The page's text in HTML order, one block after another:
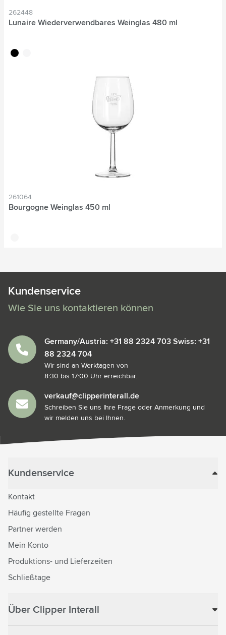
262448
Lunaire Wiederverwendbares Weinglas 480 ml
noir
261064
Bourgogne Weinglas 450 ml
Kundenservice
Wie Sie uns kontaktieren können
Germany/Austria: +31 88 2324 703 Swiss: +31
88 2324 704
Wir sind an Werktagen von
8:30 bis 17:00 Uhr erreichbar.
verkauf@clipperinterall.de
Schreiben Sie uns Ihre Frage oder Anmerkung und
wir melden uns bei Ihnen.
Kundenservice
Kontakt
Häufig gestellte Fragen
Partner werden
Mein Konto
Produktions- und Lieferzeiten
Schließtage
Über Clipper Interall